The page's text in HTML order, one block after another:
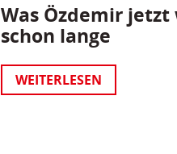
Was Özdemir
schon lange
WEITERLESEN